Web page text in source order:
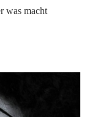
was macht